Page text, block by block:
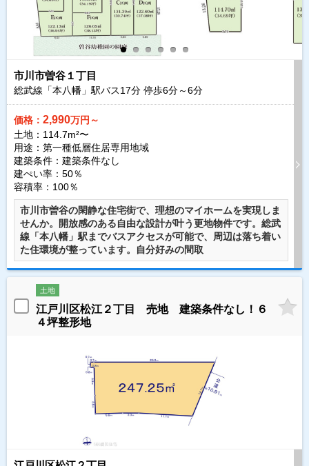
市川市曽谷１丁目
総武線「本八幡」駅バス17分 停歩6分～6分
価格： 2,990万円～
土地：114.7m²〜
用途：第一種低層住居専用地域
建築条件： 建築条件なし
建ぺい率：50％
容積率：100％
市川市曽谷の閑静な住宅街で、理想のマイホームを実現しま
せんか。開放感のある自由な設計が叶う更地物件です。総武
線「本八幡」駅までバスアクセスが可能で、周辺は落ち着い
た住環境が整っています。自分好みの間取
土地
江戸川区松江２丁目 売地 建築条件なし！６
４坪整形地